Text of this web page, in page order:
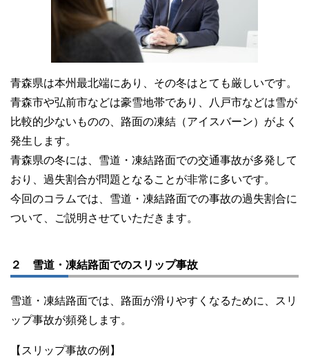
青森県は本州最北端にあり、その冬はとても厳しいです。
青森市や弘前市などは豪雪地帯であり、八戸市などは雪が
比較的少ないものの、路面の凍結（アイスバーン）がよく
発生します。
青森県の冬には、雪道・凍結路面での交通事故が多発して
おり、過失割合が問題となることが非常に多いです。
今回のコラムでは、雪道・凍結路面での事故の過失割合に
ついて、ご説明させていただきます。
２ 雪道・凍結路面でのスリップ事故
雪道・凍結路面では、路面が滑りやすくなるために、スリ
ップ事故が頻発します。
【スリップ事故の例】